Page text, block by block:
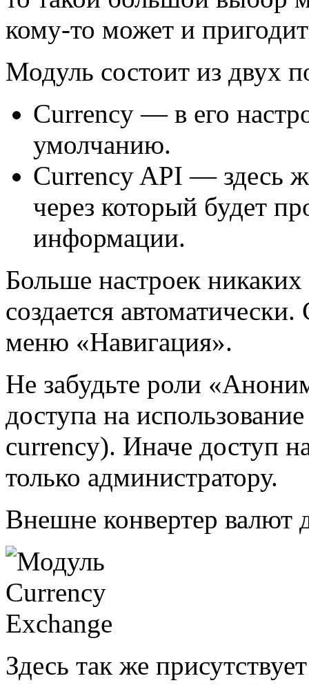
кому-то может и
Модуль состоит из двух
Currency — в его
умолчанию.
Currency API — здесь
через который будет
информации.
Больше настроек
создается
меню «Навигация».
Не забудьте роли
доступа на
currency). Иначе доступ
только администратору.
Внешне конвертер валют
Здесь так же